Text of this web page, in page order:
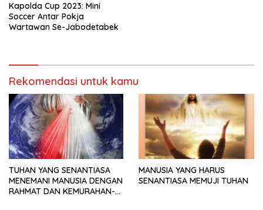
Kapolda Cup 2023: Mini
Soccer Antar Pokja
Wartawan Se-Jabodetabek
Rekomendasi untuk kamu
TUHAN YANG SENANTIASA
MENEMANI MANUSIA DENGAN
RAHMAT DAN KEMURAHAN-
MANUSIA YANG HARUS
SENANTIASA MEMUJI TUHAN